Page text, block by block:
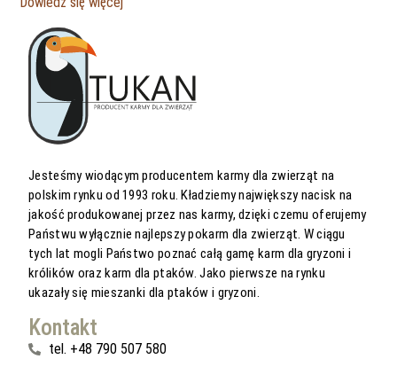
Jesteśmy wiodącym producentem karmy dla zwierząt na
polskim rynku od 1993 roku. Kładziemy największy nacisk na
jakość produkowanej przez nas karmy, dzięki czemu oferujemy
Państwu wyłącznie najlepszy pokarm dla zwierząt. W ciągu
tych lat mogli Państwo poznać całą gamę karm dla gryzoni i
królików oraz karm dla ptaków. Jako pierwsze na rynku
ukazały się mieszanki dla ptaków i gryzoni.
Kontakt
tel. +48 790 507 580